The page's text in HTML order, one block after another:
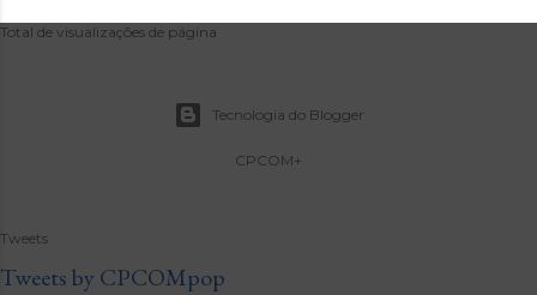
Total de visualizações de página
Tecnologia do Blogger
CPCOM+
Tweets
Tweets by CPCOMpop